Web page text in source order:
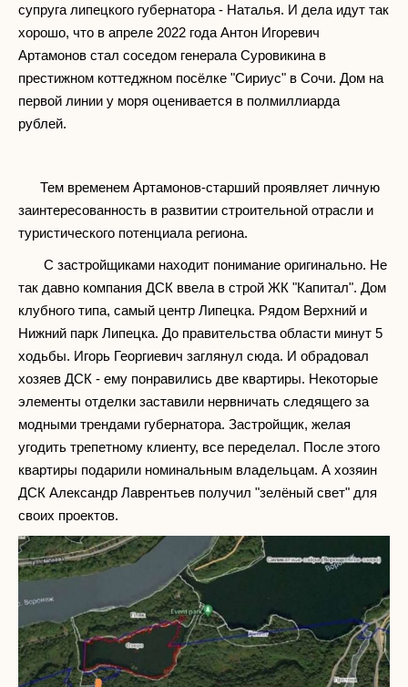
супруга липецкого губернатора - Наталья. И дела идут так
хорошо, что в апреле 2022 года Антон Игоревич
Артамонов стал соседом генерала Суровикина в
престижном коттеджном посёлке "Сириус" в Сочи. Дом на
первой линии у моря оценивается в полмиллиарда
рублей.
Тем временем Артамонов-старший проявляет личную
заинтересованность в развитии строительной отрасли и
туристического потенциала региона.
С застройщиками находит понимание оригинально. Не
так давно компания ДСК ввела в строй ЖК "Капитал". Дом
клубного типа, самый центр Липецка. Рядом Верхний и
Нижний парк Липецка. До правительства области минут 5
ходьбы. Игорь Георгиевич заглянул сюда. И обрадовал
хозяев ДСК - ему понравились две квартиры. Некоторые
элементы отделки заставили нервничать следящего за
модными трендами губернатора. Застройщик, желая
угодить трепетному клиенту, все переделал. После этого
квартиры подарили номинальным владельцам. А хозяин
ДСК Александр Лаврентьев получил "зелёный свет" для
своих проектов.